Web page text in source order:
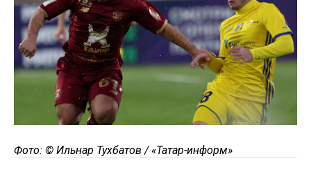
Фото: © Ильнар Тухбатов / «Татар-информ»